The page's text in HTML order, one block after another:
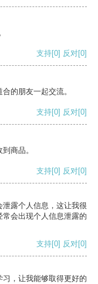
支持[0] 反对[0]
的朋友一起交流。
支持[0] 反对[0]
商品。
支持[0] 反对[0]
露个人信息，这让我很
会出现个人信息泄露的
支持[0] 反对[0]
，让我能够取得更好的